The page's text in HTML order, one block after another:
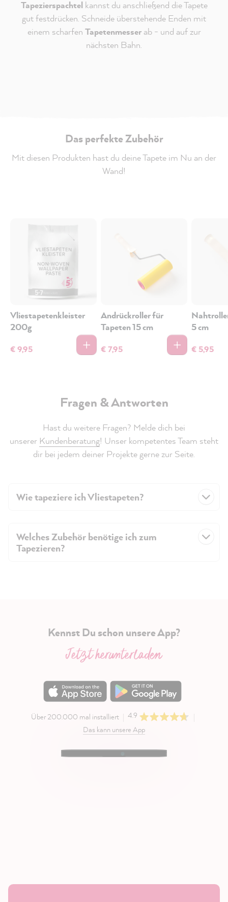
Tapezierspachtelkannst du anschließend die Tapete
gut festdrücken. Schneide überstehende Enden mit
einem scharfen Tapetenmesserab - und auf zur
nächsten Bahn.
Das perfekte Zubehör
Mit diesen Produkten hast du deine Tapete im Nu an der
Wand!
Vliestapetenkleister
200g
€ 9,95
Andrückroller für
Tapeten 15 cm
€ 7,95
5 cm
€ 5,95
Fragen & Antworten
Hast du weitere Fragen? Melde dich bei
unserer Kundenberatung! Unser kompetentes Team steht
dir bei jedem deiner Projekte gerne zur Seite.
Wie tapeziere ich Vliestapeten?
Welches Zubehör benötige ich zum
Tapezieren?
Kennst Du schon unsere App?
Jetzt herunterladen
Über 200.000 mal installiert
4.9
Das kann unsere App